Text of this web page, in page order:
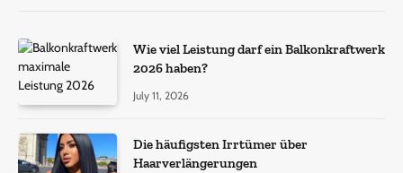
Wie viel Leistung darf ein Balkonkraftwerk
2026 haben?
July 11, 2026
Die häufigsten Irrtümer über
Haarverlängerungen